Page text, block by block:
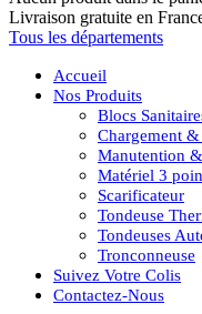
Livraison gratuite en
Tous les départements
Accueil
Nos Produits
Blocs
Chargement
Manutention
Matériel 3
Scarificateur
Tondeuse
Tondeuses
Tronconneuse
Suivez Votre Colis
Contactez-Nous